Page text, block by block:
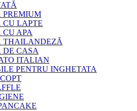
PREMIUM
CU LAPTE
CU APA
THAILANDEZĂ
DE CASA
ITALIAN
PENTRU INGHETATA